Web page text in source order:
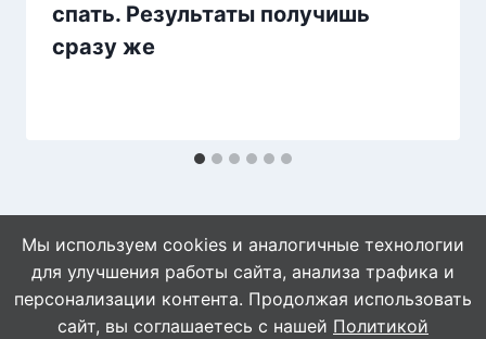
спать. Результаты получишь
сразу же
Мы используем cookies и аналогичные технологии
для улучшения работы сайта, анализа трафика и
персонализации контента. Продолжая использовать
сайт, вы соглашаетесь с нашей Политикой